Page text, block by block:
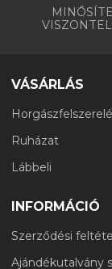
VÁSÁRLÁS
Ruházat
Lábbeli
INFORMÁCIÓ
Szerződési
Ajándékutalvány